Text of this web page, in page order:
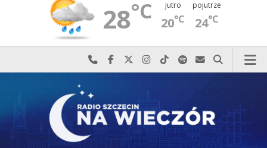
28°C jutro
20°C
pojutrze
24°C
Najlepiej po prostu do nas zadzwoń
Odwiedź nas na Facebook-u
Odwiedź nas na X
Odwiedź nas na Instagram-ie
Odwiedź nas na TikTok-u
Szukaj nas na Spotify
Wyślij do nas
Szukaj